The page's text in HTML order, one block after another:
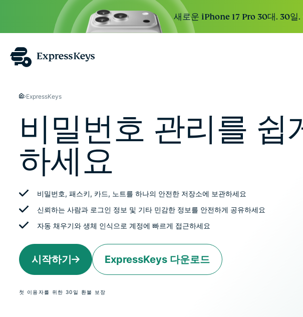
새로운 iPhone 17 Pro 30대. 30일
조를 갖춘 서비스입니다.
ExpressKeys
비밀번호 관리를 쉽
하세요
비밀번호, 패스키, 카드, 노트를 하나의 안전한 저장소에 보관하세요
신뢰하는 사람과 로그인 정보 및 기타 민감한 정보를 안전하게 공유하세요
자동 채우기와 생체 인식으로 계정에 빠르게 접근하세요
시작하기 ExpressKeys 다운로드
첫 이용자를 위한 30일 환불 보장